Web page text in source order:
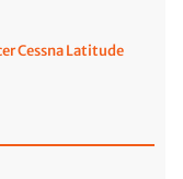
Cessna Latitude